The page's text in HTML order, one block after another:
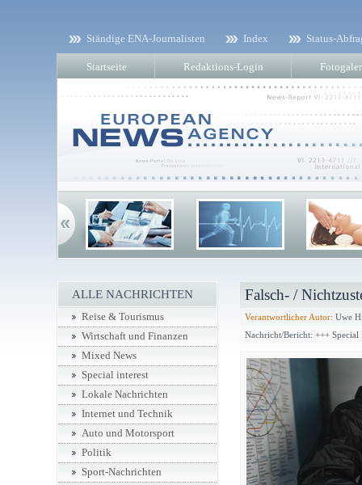
Ständige ENA-Journalisten Index Status-
Startseite Redaktions-Login
Falsch- /
Verantwortlicher Autor: Uwe
Nachricht/Bericht: +++ Special
ALLE NACHRICHTEN
Reise & Tourismus
Wirtschaft und Finanzen
Mixed News
Special interest
Lokale Nachrichten
Internet und Technik
Auto und Motorsport
Politik
Sport-Nachrichten